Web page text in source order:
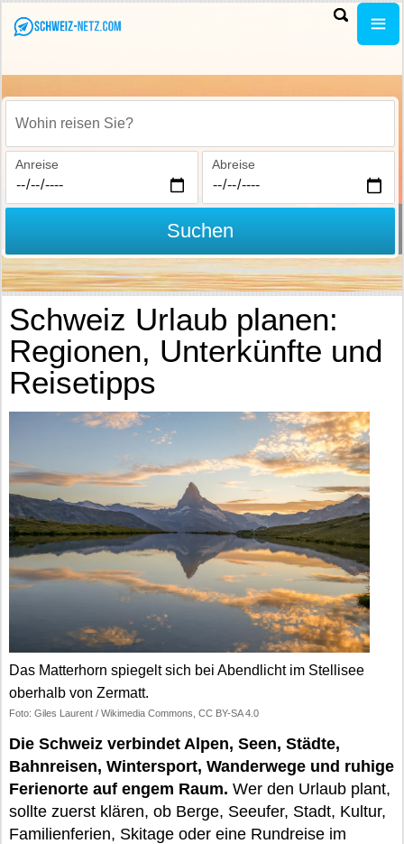
Wohin reisen Sie?
Anreise Abreise
Suchen
Schweiz Urlaub planen:
Regionen, Unterkünfte und
Reisetipps
Das Matterhorn spiegelt sich bei Abendlicht im Stellisee
oberhalb von Zermatt.
Foto: Giles Laurent / Wikimedia Commons, CC BY-SA 4.0
Die Schweiz verbindet Alpen, Seen, Städte,
Bahnreisen, Wintersport, Wanderwege und ruhige
Ferienorte auf engem Raum. Wer den Urlaub plant,
sollte zuerst klären, ob Berge, Seeufer, Stadt, Kultur,
Familienferien, Skitage oder eine Rundreise im